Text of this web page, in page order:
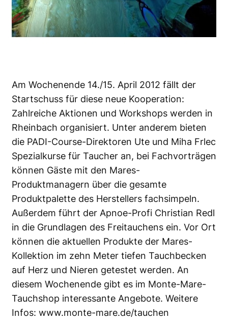
Am Wochenende 14./15. April 2012 fällt der
Startschuss für diese neue Kooperation:
Zahlreiche Aktionen und Workshops werden in
Rheinbach organisiert. Unter anderem bieten
die PADI-Course-Direktoren Ute und Miha Frlec
Spezialkurse für Taucher an, bei Fachvorträgen
können Gäste mit den Mares-
Produktmanagern über die gesamte
Produktpalette des Herstellers fachsimpeln.
Außerdem führt der Apnoe-Profi Christian Redl
in die Grundlagen des Freitauchens ein. Vor Ort
können die aktuellen Produkte der Mares-
Kollektion im zehn Meter tiefen Tauchbecken
auf Herz und Nieren getestet werden. An
diesem Wochenende gibt es im Monte-Mare-
Tauchshop interessante Angebote. Weitere
Infos: www.monte-mare.de/tauchen